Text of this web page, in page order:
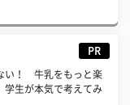
PR
い！ 牛乳をもっと楽
学生が本気で考えてみ